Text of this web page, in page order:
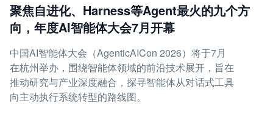
聚焦自进化、Harness等Agent最火的九个方
向，年度AI智能体大会7月开幕
中国AI智能体大会（AgenticAICon 2026）将于7月
在杭州举办，围绕智能体领域的前沿技术展开，旨在
推动研究与产业深度融合，探寻智能体从对话式工具
向主动执行系统转型的路线图。